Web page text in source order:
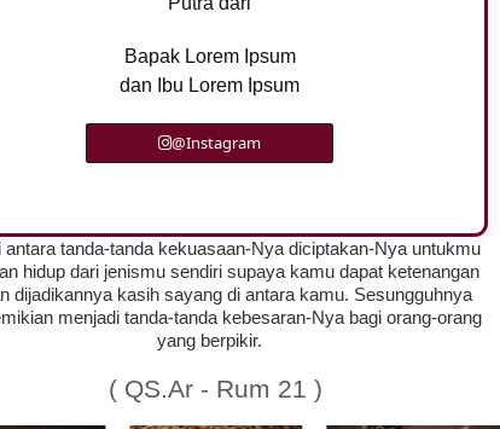
Bapak Lorem Ipsum
dan Ibu Lorem Ipsum
@Instagram
antara tanda-tanda kekuasaan-Nya diciptakan-Nya untukmu
hidup dari jenismu sendiri supaya kamu dapat ketenangan
dijadikannya kasih sayang di antara kamu. Sesungguhnya
menjadi tanda-tanda kebesaran-Nya bagi orang-orang
yang berpikir.
( QS.Ar - Rum 21 )